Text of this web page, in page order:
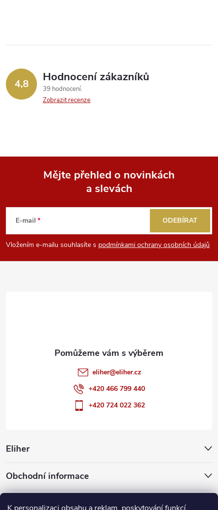
4,8 Hodnocení zákazníků
39 hodnocení
Zobrazit recenze
p
Mějte přehled o novinkách
a slevách
E-mail
Vložením e-mailu souhlasíte s podmínkami ochrany osobních údajů
ODEBÍRAT
Eliher
Obchodní informace
Partnerské weby
eliher@eliher.cz
+420 466 799 440
+420 724 022 362